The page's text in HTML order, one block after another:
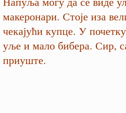
макеронари. Стоје иза
чекајући купце. У
уље и мало бибера. Сир,
приуште.